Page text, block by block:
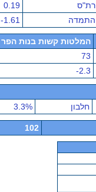
רת"ס
0.19
התמדה -1.61
המלטות קשות בנות הפר
73
-2.3
חלבון 3.3%
102